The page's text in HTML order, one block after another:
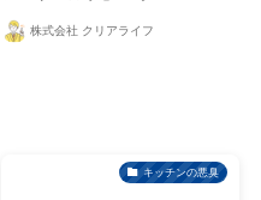
株式会社 クリアライフ
キッチンの悪臭